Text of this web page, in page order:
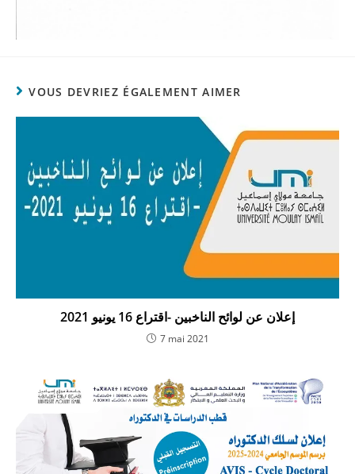
VOUS DEVRIEZ ÉGALEMENT AIMER
7 mai 2021